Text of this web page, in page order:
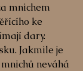
mnichem
ke
dary.
Jakmile je
neváhá